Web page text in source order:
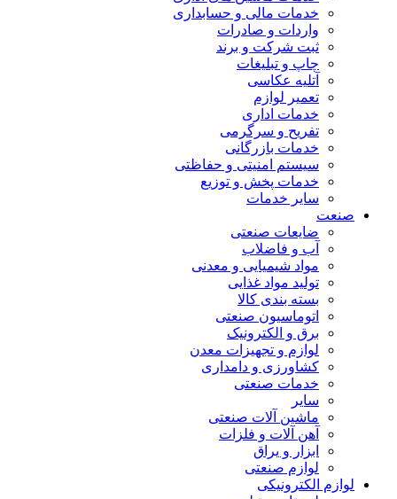
خدمات مالی و حسابداری
واردات و صادرات
ثبت شرکت و برند
چاپ و تبلیغات
آتلیه عکاسی
تعمیر لوازم
خدمات اداری
تفریح و سرگرمی
خدمات بازرگانی
سیستم امنیتی و حفاظتی
خدمات پخش و توزیع
سایر خدمات
صنعت
ضایعات صنعتی
آب و فاضلاب
مواد شیمیایی و معدنی
تولید مواد غذایی
بسته بندی کالا
اتوماسیون صنعتی
برق و الکترونیک
لوازم و تجهیزات معدن
کشاورزی و دامداری
خدمات صنعتی
سایر
ماشین آلات صنعتی
آهن آلات و فلزات
ابزار و یراق
لوازم صنعتی
لوازم الکترونیکی